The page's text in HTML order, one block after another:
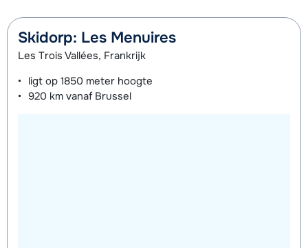
Groepsles snowboard vanaf 5 jaar
's middags - Gevorderd (min. 3
weken)
afhankelijk
Skidorp: Les Menuires
Les Trois Vallées, Frankrijk
ligt op 1850 meter hoogte
920 km vanaf Brussel